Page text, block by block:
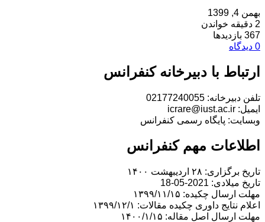
بهمن 4, 1399
2 دقیقه خواندن
367 بازدیدها
0 دیدگاه
ارتباط با دبیرخانه کنفرانس
تلفن دبیرخانه: 02177240055
ایمیل: icrare@iust.ac.ir
وبسایت: پایگاه رسمی کنفرانس
اطلاعات مهم کنفرانس
تاریخ برگزاری: ۲۸ اردیبهشت ۱۴۰۰
تاریخ میلادی: 2021-05-18
مهلت ارسال چکیده: ۱۳۹۹/۱۱/۱۵
اعلام نتایج داوری چکیده مقالات: ۱۳۹۹/۱۲/۱
مهلت ارسال اصل مقاله: ۱۴۰۰/۱/۱۵